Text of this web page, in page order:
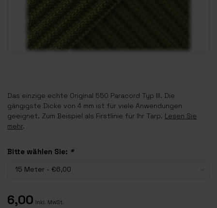
Das einzige echte Original 550 Paracord Typ III. Die
gängigste Dicke von 4 mm ist für viele Anwendungen
geeignet. Zum Beispiel als Firstlinie für Ihr Tarp. Lesen Sie
mehr.
Bitte wählen Sie: *
6,00 Inkl. MwSt.